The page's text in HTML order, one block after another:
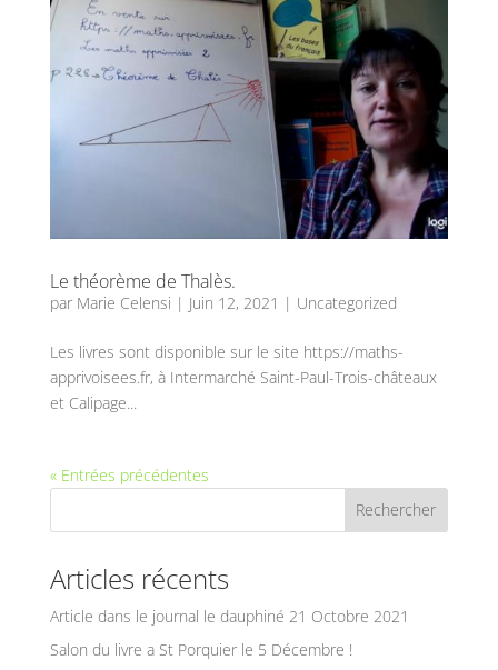
Le théorème de Thalès.
par Marie Celensi | Juin 12, 2021 | Uncategorized
Les livres sont disponible sur le site https://maths-
apprivoisees.fr, à Intermarché Saint-Paul-Trois-châteaux
et Calipage...
« Entrées précédentes
Articles récents
Article dans le journal le dauphiné 21 Octobre 2021
Salon du livre a St Porquier le 5 Décembre !